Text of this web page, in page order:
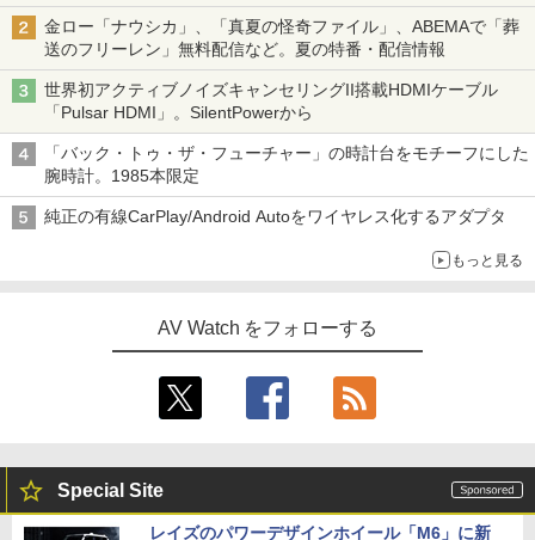
金ロー「ナウシカ」、「真夏の怪奇ファイル」、ABEMAで「葬
送のフリーレン」無料配信など。夏の特番・配信情報
世界初アクティブノイズキャンセリングII搭載HDMIケーブル
「Pulsar HDMI」。SilentPowerから
「バック・トゥ・ザ・フューチャー」の時計台をモチーフにした
腕時計。1985本限定
純正の有線CarPlay/Android Autoをワイヤレス化するアダプタ
もっと見る
AV Watch をフォローする
Special Site
レイズのパワーデザインホイール「M6」に新